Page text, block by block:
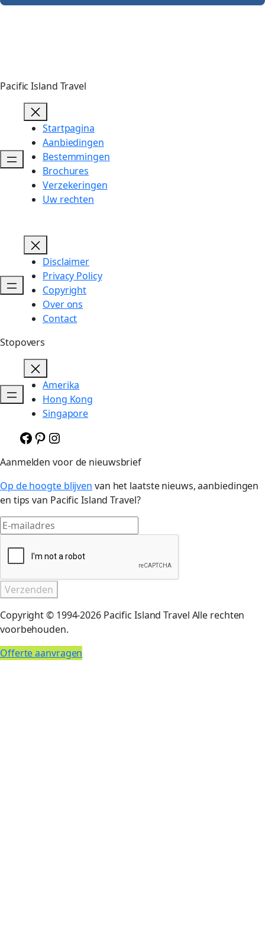
Pacific Island Travel
Startpagina
Aanbiedingen
Bestemmingen
Brochures
Verzekeringen
Uw rechten
Disclaimer
Privacy Policy
Copyright
Over ons
Contact
Stopovers
Amerika
Hong Kong
Singapore
F
c
b
o
o
k
P
n
e
r
e
s
s
a
g
a
Aanmelden voor de nieuwsbrief
Op de hoogte blijven van het laatste nieuws, aanbiedingen
en tips van Pacific Island Travel?
E
-
m
i
l
a
d
r
e
Verzenden
Copyright © 1994-2026 Pacific Island Travel Alle rechten
voorbehouden.
Offerte aanvragen